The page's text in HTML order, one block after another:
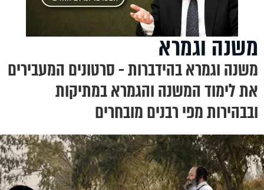
משנה וגמרא
משנה וגמרא בהידברות - סרטונים המעבירים
את לימוד המשנה והגמרא במתיקות
ובבהירות מפי רבנים מובחרים